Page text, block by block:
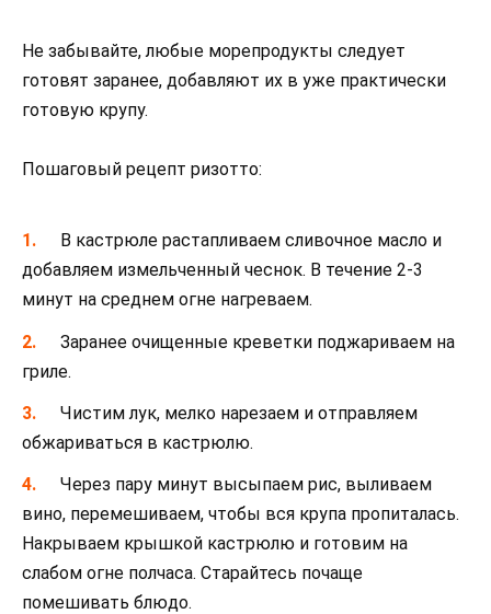
Не забывайте, любые морепродукты следует
готовят заранее, добавляют их в уже практически
готовую крупу.
Пошаговый рецепт ризотто:
В кастрюле растапливаем сливочное масло и
добавляем измельченный чеснок. В течение 2-3
минут на среднем огне нагреваем.
Заранее очищенные креветки поджариваем на
гриле.
Чистим лук, мелко нарезаем и отправляем
обжариваться в кастрюлю.
Через пару минут высыпаем рис, выливаем
вино, перемешиваем, чтобы вся крупа пропиталась.
Накрываем крышкой кастрюлю и готовим на
слабом огне полчаса. Старайтесь почаще
помешивать блюдо.